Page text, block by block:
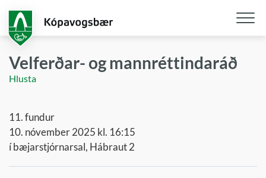
aðalefni
Velferðar- og mannréttindaráð
Hlusta
11. fundur
10. nóvember 2025 kl. 16:15
í bæjarstjórnarsal, Hábraut 2
Opna
loka